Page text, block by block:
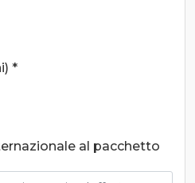
*
al pacchetto